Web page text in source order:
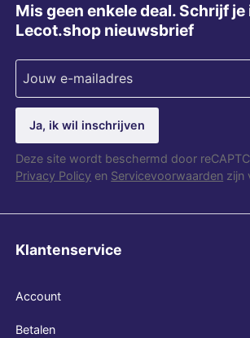
Mis geen enkele deal. Schrijf
Lecot.shop nieuwsbrief
Ja, ik wil inschrijven
Deze site wordt beschermd door
Privacy Policy en Servicevoorwaarden zijn
Klantenservice
Account
Betalen